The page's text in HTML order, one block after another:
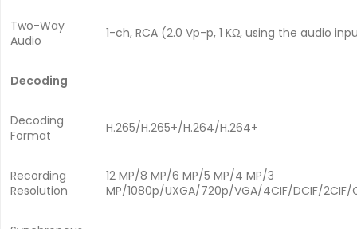
Two-Way
Audio
1-ch, RCA (2.0 Vp-p, 1 KΩ, using the audio
Decoding
Decoding
Format
H.265/H.265+/H.264/H.264+
Recording
Resolution
12 MP/8 MP/6 MP/5 MP/4 MP/3
MP/1080p/UXGA/720p/VGA/4CIF/DCIF/2CIF/